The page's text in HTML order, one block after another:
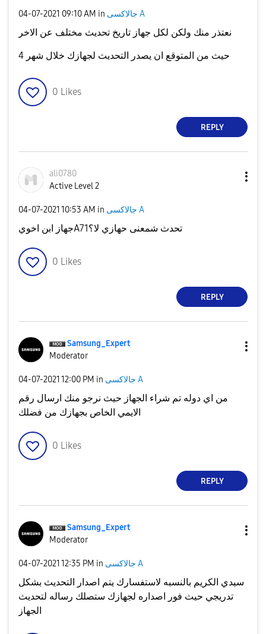
‎04-07-2021 09:10 AM in جالاكسى A
حيث من المتوقع ان يصدر التحديث لجهازك خلال شهر 4
0 Likes
REPLY
ali0780
Active Level 2
‎04-07-2021 10:53 AM in جالاكسى A
جهاز ابن اخويA71تحدث شمعنى حهازي لا؟
0 Likes
REPLY
Samsung_Expert
Moderator
‎04-07-2021 12:00 PM in جالاكسى A
من اي دوله تم شراء الجهاز حيث نرجو منك ارسال رقم
الايمي الخاص بجهازك من فضلك
0 Likes
REPLY
Samsung_Expert
Moderator
‎04-07-2021 12:35 PM in جالاكسى A
سيدي الكريم بالنسبه لاستفسارك يتم اصدار التحديث بشكل
تدريجي حيث فور اصداره لجهازك ستصلك رساله لتحديث
الجهاز